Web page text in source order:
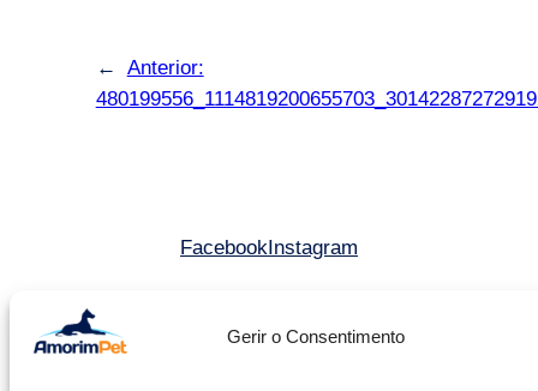
Gerir o Consentimento
←
Anterior:
Facebook Instagram